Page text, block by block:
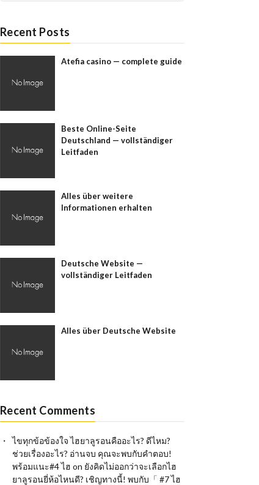
Recent Posts
Atefia casino — complete guide
Beste Online-Seite
Deutschland — vollständiger
Leitfaden
Alles über weitere
Informationen erhalten
Deutsche Website —
vollständiger Leitfaden
Alles über Deutsche Website
Recent Comments
ไขทุกข้อข้องใจ ไฮยาลูรอนคืออะไร? ดีไหม?
ช่วยเรื่องอะไร? อ่านจบ คุณจะพบกับคำตอบ!
พร้อมแนะ#4 ไฮ on ยังคิดไม่ออกว่าจะเลือกไฮ
ยาลูรอนยี่ห้อไหนดี? เชิญทางนี้! พบกับ「 #7 ไฮ